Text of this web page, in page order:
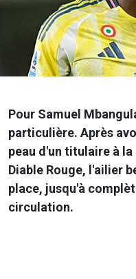
Pour Samuel
particulière. Après
peau d'un titulaire à
Diable Rouge, l'ailier
place, jusqu'à
circulation.